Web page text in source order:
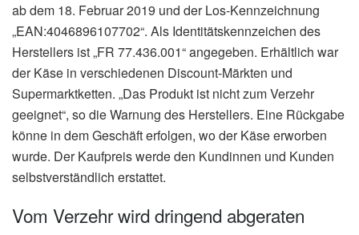
ab dem 18. Februar 2019 und der Los-Kennzeichnung
„EAN:4046896107702“. Als Identitätskennzeichen des
Herstellers ist „FR 77.436.001“ angegeben. Erhältlich war
der Käse in verschiedenen Discount-Märkten und
Supermarktketten. „Das Produkt ist nicht zum Verzehr
geeignet“, so die Warnung des Herstellers. Eine Rückgabe
könne in dem Geschäft erfolgen, wo der Käse erworben
wurde. Der Kaufpreis werde den Kundinnen und Kunden
selbstverständlich erstattet.
Vom Verzehr wird dringend abgeraten